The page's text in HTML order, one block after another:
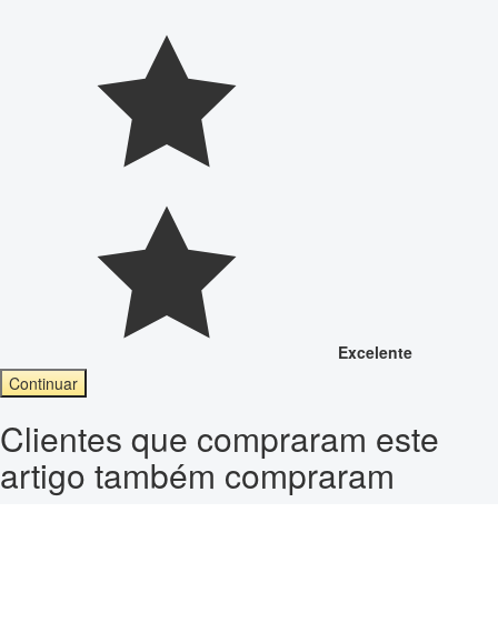
Excelente
Continuar
Clientes que compraram este
artigo também compraram